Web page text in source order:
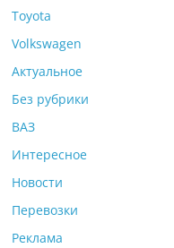
Toyota
Volkswagen
Актуальное
Без рубрики
ВАЗ
Интересное
Новости
Перевозки
Реклама